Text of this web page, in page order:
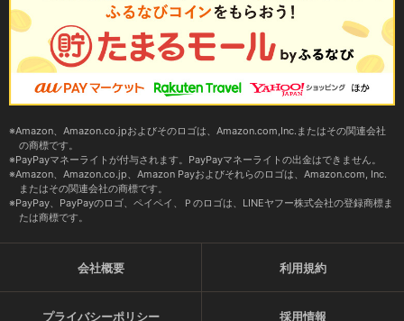
Amazon、Amazon.co.jpおよびそのロゴは、Amazon.com,Inc.またはその関連会社
の商標です。
PayPayマネーライトが付与されます。PayPayマネーライトの出金はできません。
Amazon、Amazon.co.jp、Amazon Payおよびそれらのロゴは、Amazon.com, Inc.
またはその関連会社の商標です。
PayPay、PayPayのロゴ、ペイペイ、Ｐのロゴは、LINEヤフー株式会社の登録商標ま
たは商標です。
会社概要 利用規約
プライバシーポリシー 採用情報